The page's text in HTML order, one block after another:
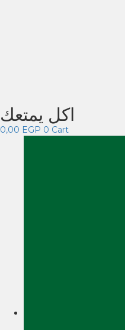
اكل يمتعك
0,00 EGP 0 Cart